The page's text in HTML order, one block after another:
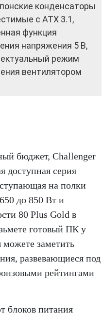
конденсаторы
с ATX 3.1,
функция
напряжения 5 В,
режим
вентилятором
бюджет, Challenger
доступная серия
на полки
до 850 Вт и
80 Plus Gold в
готовый ПК у
можете заметить
развевающиеся под
рейтингами
блоков питания